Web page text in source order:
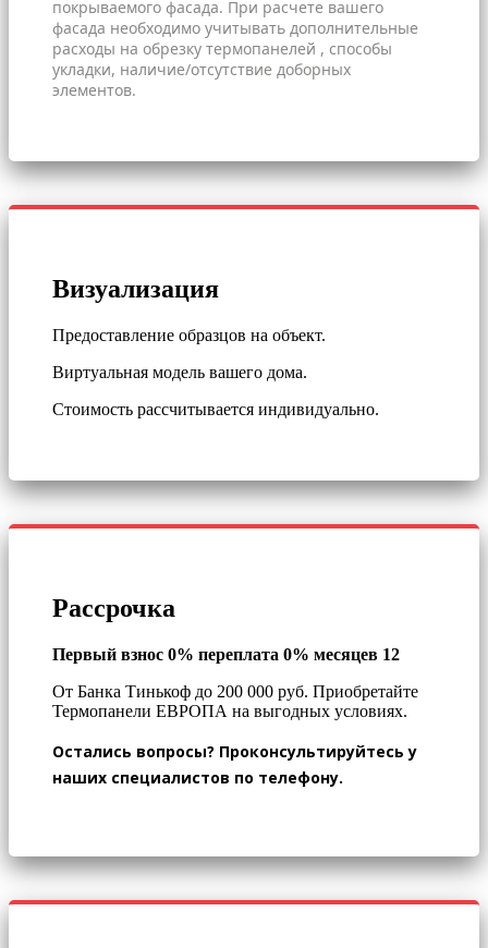
покрываемого фасада. При расчете вашего
фасада необходимо учитывать дополнительные
расходы на обрезку термопанелей , способы
укладки, наличие/отсутствие доборных
элементов.
Визуализация
Предоставление образцов на объект.
Виртуальная модель вашего дома.
Стоимость рассчитывается индивидуально.
Рассрочка
Первый взнос 0% переплата 0% месяцев 12
От Банка Тинькоф до 200 000 руб. Приобретайте
Термопанели ЕВРОПА на выгодных условиях.
Остались вопросы? Проконсультируйтесь у
наших специалистов по телефону.